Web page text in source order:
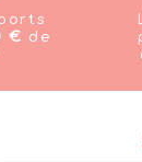
€ de